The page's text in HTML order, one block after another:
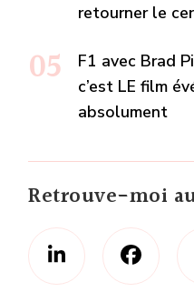
retourner le
F1 avec Brad
c’est LE film
absolument
Retrouve-moi